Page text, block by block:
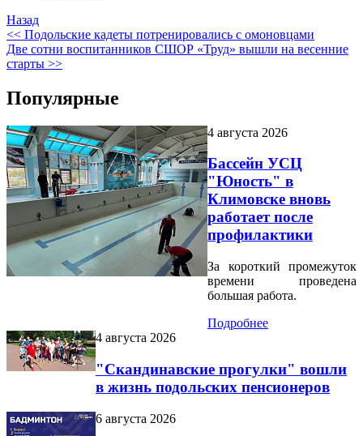
Назад
<< Подольские кадеты потренировались с омоновцами
Две сотни воспитанников СШОР «Труд» вышли на весенние
старты >>
Популярные
4 августа 2026
Бассейн УСЦ
"Юность" в
Климовске вновь
работает после
профилактики
За короткий промежуток
времени проведена
большая работа.
Подробнее
4 августа 2026
"Скандинавские прогулки" вошли
в жизнь подольских пенсионеров
6 августа 2026